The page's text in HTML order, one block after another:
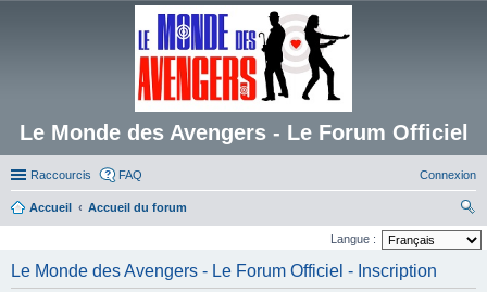
Le Monde des Avengers - Le Forum Officiel
Raccourcis FAQ Connexion
Accueil
Accueil du forum
ec
ch
Langue :
Le Monde des Avengers - Le Forum Officiel - Inscription